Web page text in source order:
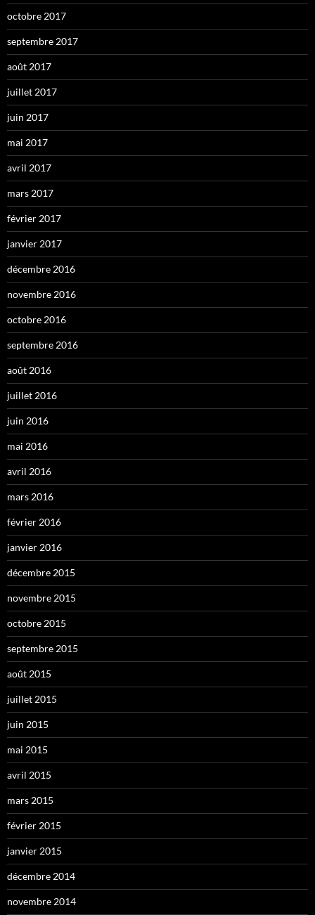
octobre 2017
septembre 2017
août 2017
juillet 2017
juin 2017
mai 2017
avril 2017
mars 2017
février 2017
janvier 2017
décembre 2016
novembre 2016
octobre 2016
septembre 2016
août 2016
juillet 2016
juin 2016
mai 2016
avril 2016
mars 2016
février 2016
janvier 2016
décembre 2015
novembre 2015
octobre 2015
septembre 2015
août 2015
juillet 2015
juin 2015
mai 2015
avril 2015
mars 2015
février 2015
janvier 2015
décembre 2014
novembre 2014